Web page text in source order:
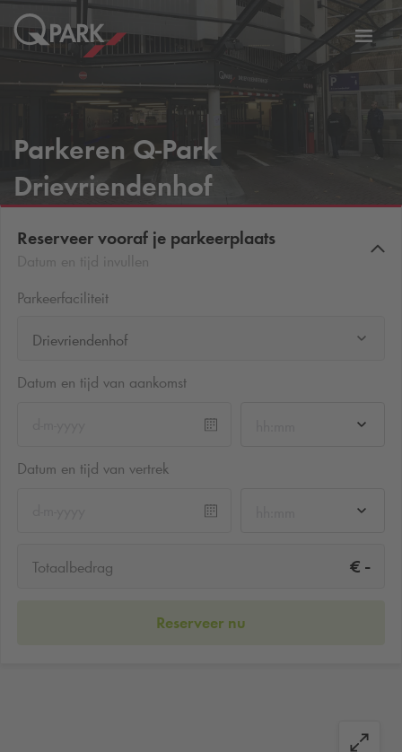
Parkeren Q-Park
Drievriendenhof
Reserveer vooraf je parkeerplaats
Parkeerfaciliteit
Drievriendenhof
Datum en tijd van aankomst
Datum en tijd van vertrek
Totaalbedrag € -
Reserveer nu